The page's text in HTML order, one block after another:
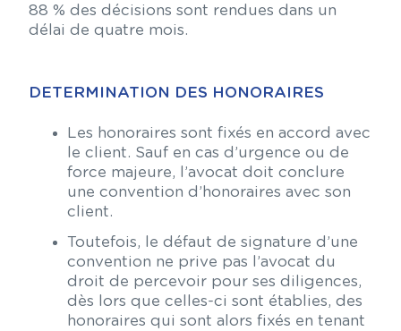
88 % des décisions sont rendues dans un
délai de quatre mois.
DETERMINATION DES HONORAIRES
Les honoraires sont fixés en accord avec
le client. Sauf en cas d’urgence ou de
force majeure, l’avocat doit conclure
une convention d’honoraires avec son
client.
Toutefois, le défaut de signature d’une
convention ne prive pas l’avocat du
droit de percevoir pour ses diligences,
dès lors que celles-ci sont établies, des
honoraires qui sont alors fixés en tenant